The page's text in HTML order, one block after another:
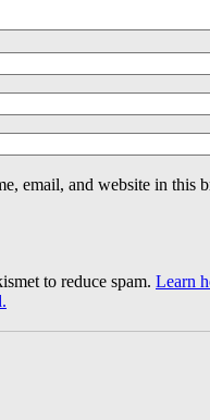
email, and website in this
to reduce spam. Learn